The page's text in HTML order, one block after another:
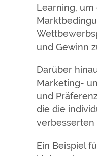
Learning,
und Gewinn
Darüber
Marketing-
und
die die
verbesserten
Ein Beispiel